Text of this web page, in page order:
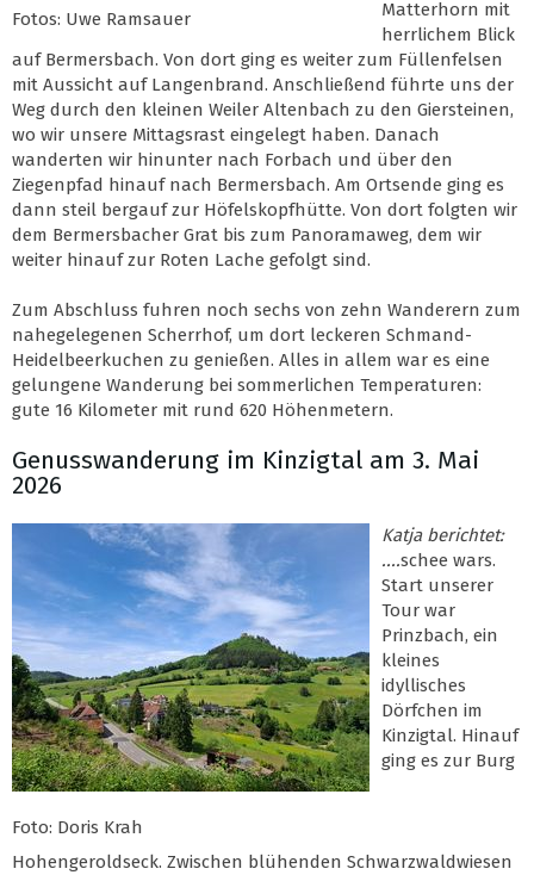
Fotos: Uwe Ramsauer
Matterhorn mit
herrlichem Blick
auf Bermersbach. Von dort ging es weiter zum Füllenfelsen
mit Aussicht auf Langenbrand. Anschließend führte uns der
Weg durch den kleinen Weiler Altenbach zu den Giersteinen,
wo wir unsere Mittagsrast eingelegt haben. Danach
wanderten wir hinunter nach Forbach und über den
Ziegenpfad hinauf nach Bermersbach. Am Ortsende ging es
dann steil bergauf zur Höfelskopfhütte. Von dort folgten wir
dem Bermersbacher Grat bis zum Panoramaweg, dem wir
weiter hinauf zur Roten Lache gefolgt sind.
Zum Abschluss fuhren noch sechs von zehn Wanderern zum
nahegelegenen Scherrhof, um dort leckeren Schmand-
Heidelbeerkuchen zu genießen. Alles in allem war es eine
gelungene Wanderung bei sommerlichen Temperaturen:
gute 16 Kilometer mit rund 620 Höhenmetern.
Genusswanderung im Kinzigtal am 3. Mai
2026
Foto: Doris Krah
Katja berichtet:
....schee wars.
Start unserer
Tour war
Prinzbach, ein
kleines
idyllisches
Dörfchen im
Kinzigtal. Hinauf
ging es zur Burg
Hohengeroldseck. Zwischen blühenden Schwarzwaldwiesen